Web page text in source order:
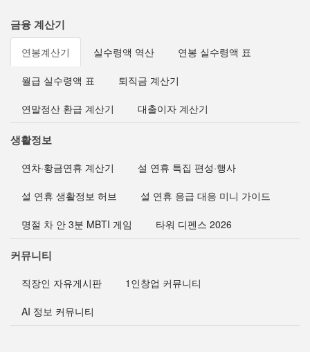
금융 계산기
연봉계산기 실수령액 역산 연봉 실수령액 표
월급 실수령액 표 퇴직금 계산기
연말정산 환급 계산기 대출이자 계산기
생활정보
연차·황금연휴 계산기 설 연휴 특집 편성·행사
설 연휴 생활정보 허브 설 연휴 응급 대응 미니 가이드
명절 차 안 3분 MBTI 게임 타워 디펜스 2026
커뮤니티
직장인 자유게시판 1인창업 커뮤니티
AI 정보 커뮤니티